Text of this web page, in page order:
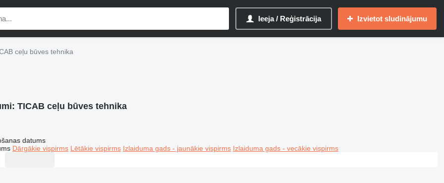
Ieeja / Reģistrācija Izvietot sludinājumu
ceļu būves tehnika
TICAB ceļu būves tehnika
datums
Dārgākie vispirms Lētākie vispirms Izlaiduma gads - jaunākie vispirms Izlaiduma gads - vecākie vispirms